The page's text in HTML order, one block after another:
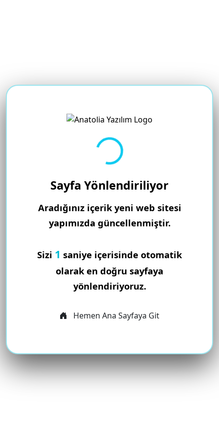
Yükleniyor...
Sayfa Yönlendiriliyor
Aradığınız içerik yeni web sitesi
yapımızda güncellenmiştir.
Sizi 1 saniye içerisinde otomatik
olarak en doğru sayfaya
yönlendiriyoruz.
Hemen Ana Sayfaya Git